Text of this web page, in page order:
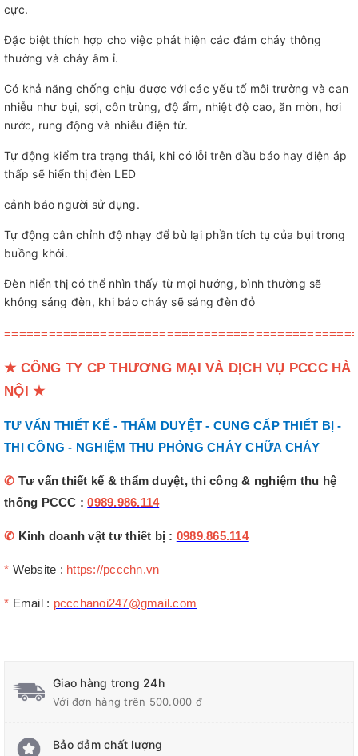
cực.
Đặc biệt thích hợp cho việc phát hiện các đám cháy thông
thường và cháy âm ỉ.
Có khả năng chống chịu được với các yếu tố môi trường và can
nhiễu như bụi, sợi, côn trùng, độ ẩm, nhiệt độ cao, ăn mòn, hơi
nước, rung động và nhiễu điện từ.
Tự động kiểm tra trạng thái, khi có lỗi trên đầu báo hay điện áp
thấp sẽ hiển thị đèn LED
cảnh báo người sử dụng.
Tự động cân chỉnh độ nhạy để bù lại phần tích tụ của bụi trong
buồng khói.
Đèn hiển thị có thể nhìn thấy từ mọi hướng, bình thường sẽ
không sáng đèn, khi báo cháy sẽ sáng đèn đỏ
★ CÔNG TY CP THƯƠNG MẠI VÀ DỊCH VỤ PCCC HÀ
NỘI ★
TƯ VẤN THIẾT KẾ - THẨM DUYỆT - CUNG CẤP THIẾT BỊ -
THI CÔNG - NGHIỆM THU PHÒNG CHÁY CHỮA CHÁY
✆ Tư vấn thiết kế & thẩm duyệt, thi công & nghiệm thu hệ
thống PCCC :0989.986.114
✆ Kinh doanh vật tư thiết bị : 0989.865.114
* Website : https://pccchn.vn
* Email : pccchanoi247@gmail.com
Giao hàng trong 24h
Với đơn hàng trên 500.000 đ
Bảo đảm chất lượng